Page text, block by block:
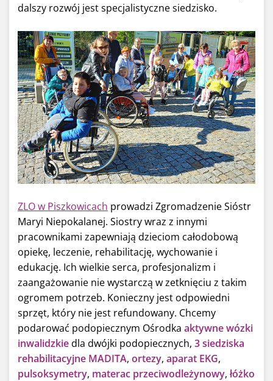
dalszy rozwój jest specjalistyczne siedzisko.
ZLO w Piszkowicach prowadzi Zgromadzenie Sióstr
Maryi Niepokalanej. Siostry wraz z innymi
pracownikami zapewniają dzieciom całodobową
opiekę, leczenie, rehabilitację, wychowanie i
edukację. Ich wielkie serca, profesjonalizm i
zaangażowanie nie wystarczą w zetknięciu z takim
ogromem potrzeb. Konieczny jest odpowiedni
sprzęt, który nie jest refundowany. Chcemy
podarować podopiecznym Ośrodka aktywne wózki
inwalidzkiedla dwójki podopiecznych, 3 siedziska
rehabilitacyjne MADITA, ortezy, aparat EKG,
pulsoksymetry, materac przeciwodleżynowy, łóżko